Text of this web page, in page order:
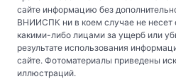
сайте информацию без
ВНИИСПК ни в коем случае не несет
какими-либо лицами за ущерб или
результате использования
сайте. Фотоматериалы приведены
иллюстраций.